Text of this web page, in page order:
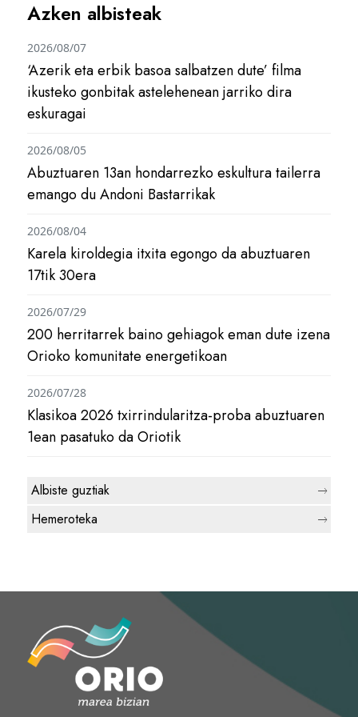
Azken albisteak
‘Azerik eta erbik basoa salbatzen dute’ filma
ikusteko gonbitak astelehenean jarriko dira
eskuragai
2026/08/07
Abuztuaren 13an hondarrezko eskultura tailerra
emango du Andoni Bastarrikak
2026/08/05
Karela kiroldegia itxita egongo da abuztuaren
17tik 30era
2026/08/04
200 herritarrek baino gehiagok eman dute izena
Orioko komunitate energetikoan
2026/07/29
Klasikoa 2026 txirrindularitza-proba abuztuaren
1ean pasatuko da Oriotik
2026/07/28
Albiste guztiak
Hemeroteka